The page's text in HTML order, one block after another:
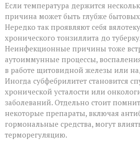
Если температура держится
причина может быть глубже
Нередко так проявляют себя
хронического тонзиллита до
Неинфекционные причины тоже
аутоиммунные процессы,
в работе щитовидной железы или
Иногда субфебрилитет становится
хронической усталости или
заболеваний. Отдельно стоит
некоторые препараты, включая
гормональные средства, могут
терморегуляцию.